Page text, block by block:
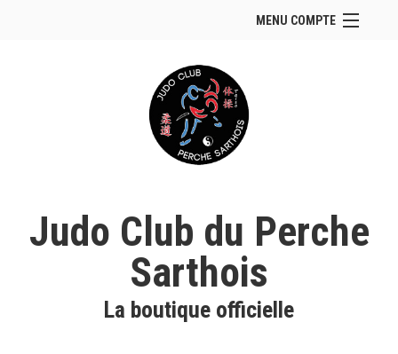
MENU COMPTE
Site Web du club
Se connecter
Panier ( vide )
Judo Club du Perche
Sarthois
La boutique officielle